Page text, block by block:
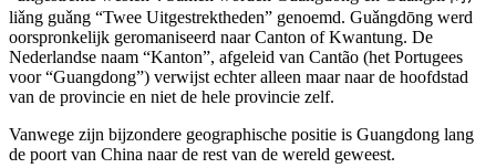
liǎng guǎng “Twee Uitgestrektheden” genoemd. Guǎngdōng werd
oorspronkelijk geromaniseerd naar Canton of Kwantung. De
Nederlandse naam “Kanton”, afgeleid van Cantão (het Portugees
voor “Guangdong”) verwijst echter alleen maar naar de hoofdstad
van de provincie en niet de hele provincie zelf.
Vanwege zijn bijzondere geographische positie is Guangdong lang
de poort van China naar de rest van de wereld geweest.